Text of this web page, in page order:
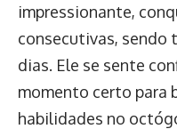
impressionante,
consecutivas, sendo
dias. Ele se sente
momento certo para
habilidades no